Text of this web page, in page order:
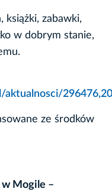
książki, zabawki,
w dobrym stanie,
ze środków
w Mogile –